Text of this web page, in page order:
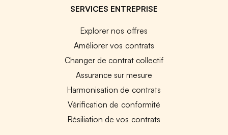
SERVICES ENTREPRISE
Explorer nos offres
Améliorer vos contrats
Changer de contrat collectif
Assurance sur mesure
Harmonisation de contrats
Vérification de conformité
Résiliation de vos contrats